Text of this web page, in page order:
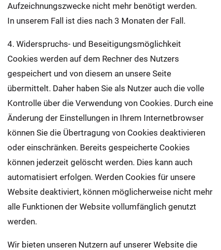
Aufzeichnungszwecke nicht mehr benötigt werden.
In unserem Fall ist dies nach 3 Monaten der Fall.
4. Widerspruchs- und Beseitigungsmöglichkeit
Cookies werden auf dem Rechner des Nutzers
gespeichert und von diesem an unsere Seite
übermittelt. Daher haben Sie als Nutzer auch die volle
Kontrolle über die Verwendung von Cookies. Durch eine
Änderung der Einstellungen in Ihrem Internetbrowser
können Sie die Übertragung von Cookies deaktivieren
oder einschränken. Bereits gespeicherte Cookies
können jederzeit gelöscht werden. Dies kann auch
automatisiert erfolgen. Werden Cookies für unsere
Website deaktiviert, können möglicherweise nicht mehr
alle Funktionen der Website vollumfänglich genutzt
werden.
Wir bieten unseren Nutzern auf unserer Website die